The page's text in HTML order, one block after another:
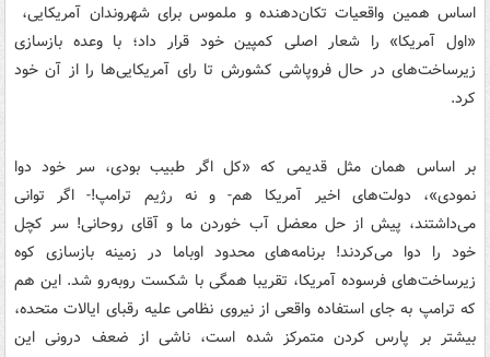
اساس همین واقعیات تکان‌دهنده و ملموس برای شهروندان آمریکایی،
«اول آمریکا» را شعار اصلی کمپین خود قرار داد؛ با وعده بازسازی
زیرساخت‌های در حال فروپاشی کشورش تا رای آمریکایی‌ها را از آن خود
کرد.
بر اساس همان مثل قدیمی که «کل اگر طبیب بودی، سر خود دوا
نمودی»، دولت‌های اخیر آمریکا هم- و نه رژیم ترامپ!- اگر توانی
می‌داشتند، پیش از حل معضل آب خوردن ما و آقای روحانی! سر کچل
خود را دوا می‌کردند! برنامه‌های محدود اوباما در زمینه بازسازی کوه
زیرساخت‌های فرسوده آمریکا، تقریبا همگی با شکست روبه‌رو شد. این هم
که ترامپ به جای استفاده واقعی از نیروی نظامی علیه رقبای ایالات متحده،
بیشتر بر پارس کردن متمرکز شده است، ناشی از ضعف درونی این